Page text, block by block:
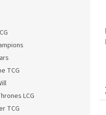
TCG
LCG
TCG